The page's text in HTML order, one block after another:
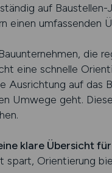
auf
einen umfassenden
die
eine schnelle
Ausrichtung auf das
Umwege geht.
klare Übersicht
spart, Orientierung